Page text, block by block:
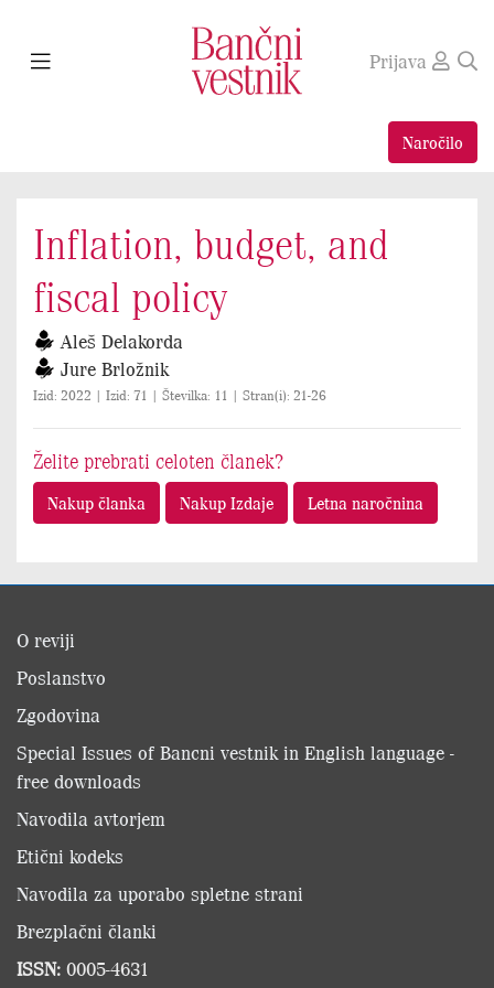
Prijava
Naročilo
Inflation, budget, and
fiscal policy
Aleš Delakorda
Jure Brložnik
Izid: 2022 | Izid: 71 | Številka: 11 | Stran(i): 21-26
Želite prebrati celoten članek?
Nakup članka Nakup Izdaje Letna naročnina
O reviji
Poslanstvo
Zgodovina
Special Issues of Bancni vestnik in English language -
free downloads
Navodila avtorjem
Etični kodeks
Navodila za uporabo spletne strani
Brezplačni članki
ISSN: 0005-4631